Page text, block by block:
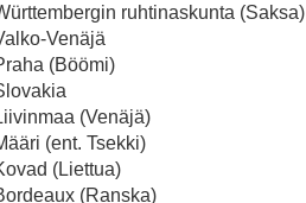
ruhtinaskunta (Saksa)
Venäjä
(Böömi)
(Venäjä)
(ent. Tsekki)
(Liettua)
(Ranska)